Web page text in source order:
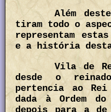
Além
tiram todo o
representam
e a história
Vila de
desde o
pertencia ao
dada à Ordem do